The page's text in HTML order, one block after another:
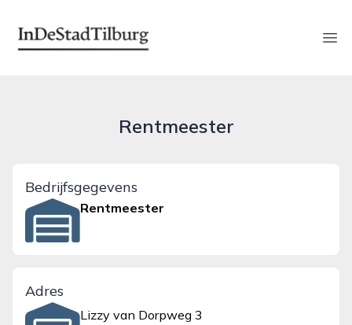
indestadtilburg.nl
Rentmeester
Bedrijfsgegevens
Rentmeester
Adres
Lizzy van Dorpweg 3